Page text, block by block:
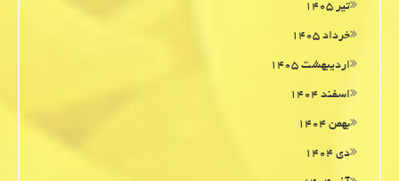
تیر ۱۴۰۵
خرداد ۱۴۰۵
اردیبهشت ۱۴۰۵
اسفند ۱۴۰۴
بهمن ۱۴۰۴
دی ۱۴۰۴